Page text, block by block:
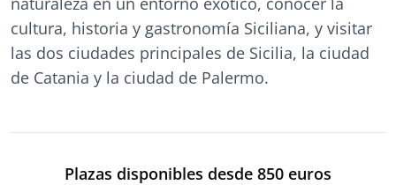
cultura, historia y gastronomía Siciliana, y visitar
las dos ciudades principales de Sicilia, la ciudad
de Catania y la ciudad de Palermo.
Plazas disponibles desde 850 euros